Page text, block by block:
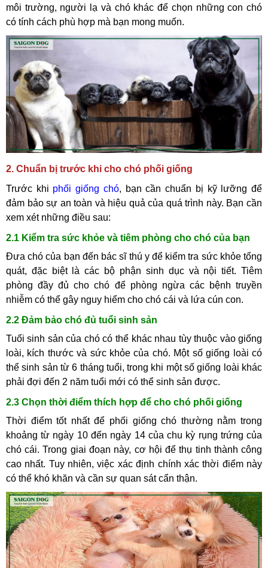
môi trường, người lạ và chó khác để chọn những con chó
có tính cách phù hợp mà bạn mong muốn.
2. Chuẩn bị trước khi cho chó phối giống
Trước khi phối giống chó, bạn cần chuẩn bị kỹ lưỡng để
đảm bảo sự an toàn và hiệu quả của quá trình này. Bạn cần
xem xét những điều sau:
2.1 Kiểm tra sức khỏe và tiêm phòng cho chó của bạn
Đưa chó của bạn đến bác sĩ thú y để kiểm tra sức khỏe tổng
quát, đặc biệt là các bộ phận sinh dục và nội tiết. Tiêm
phòng đầy đủ cho chó để phòng ngừa các bệnh truyền
nhiễm có thể gây nguy hiểm cho chó cái và lứa cún con.
2.2 Đảm bảo chó đủ tuổi sinh sản
Tuổi sinh sản của chó có thể khác nhau tùy thuộc vào giống
loài, kích thước và sức khỏe của chó. Một số giống loài có
thể sinh sản từ 6 tháng tuổi, trong khi một số giống loài khác
phải đợi đến 2 năm tuổi mới có thể sinh sản được.
2.3 Chọn thời điểm thích hợp để cho chó phối giống
Thời điểm tốt nhất để phối giống chó thường nằm trong
khoảng từ ngày 10 đến ngày 14 của chu kỳ rụng trứng của
chó cái. Trong giai đoạn này, cơ hội để thụ tinh thành công
cao nhất. Tuy nhiên, việc xác định chính xác thời điểm này
có thể khó khăn và cần sự quan sát cẩn thận.